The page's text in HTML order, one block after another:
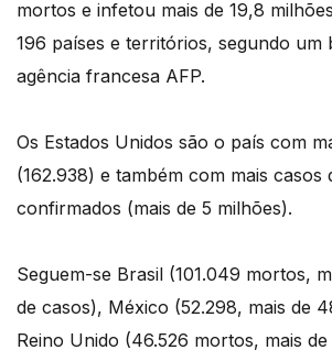
mortos e infetou mais de 19,8
196 países e territórios, segundo um
agência francesa AFP.
Os Estados Unidos são o país com
(162.938) e também com mais casos
confirmados (mais de 5 milhões).
Seguem-se Brasil (101.049 mortos,
de casos), México (52.298, mais de
Reino Unido (46.526 mortos, mais de